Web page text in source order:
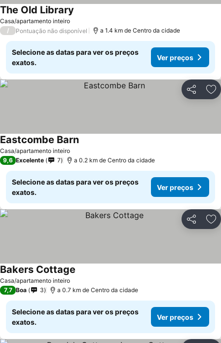
Casa/apartamento inteiro
The Old Library
/ Pontuação não disponível a 1.4 km de Centro da cidade
Selecione as datas para ver os preços
exatos.
Ver preços
Partilhar
Casa/apartamento inteiro
Eastcombe Barn
9,6 Excelente 7 a 0.2 km de Centro da cidade
Selecione as datas para ver os preços
exatos.
Ver preços
Partilhar
Casa/apartamento inteiro
Bakers Cottage
7,7 Boa 3 a 0.7 km de Centro da cidade
Selecione as datas para ver os preços
exatos.
Ver preços